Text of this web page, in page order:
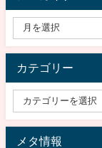
カテゴリー
メタ情報